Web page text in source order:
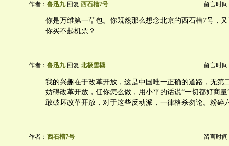
作者： 鲁迅九回复 西石槽7号 留言时间
你是万维第一草包。你既然那么想念北京的西石槽7号，
你买不起机票？
作者： 鲁迅九回复 北极雪橇 留言时间
我的兴趣在于改革开放，这是中国唯一正确的道路，无第
妨碍改革开放，任你怎么做，用小平的话说“一切都好商
敢破坏改革开放，对于这些反动派，一律格杀勿论。粉碎
作者： 西石槽7号 留言时间